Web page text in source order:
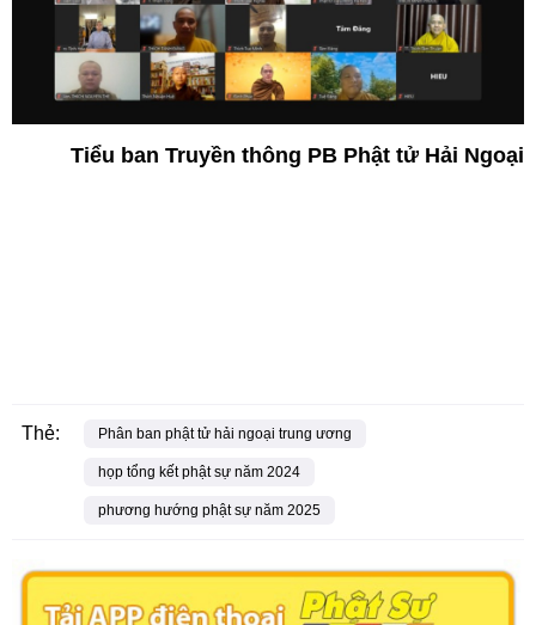
Tiểu ban Truyền thông PB Phật tử Hải Ngoại
Thẻ: Phân ban phật tử hải ngoại trung ương
họp tổng kết phật sự năm 2024
phương hướng phật sự năm 2025